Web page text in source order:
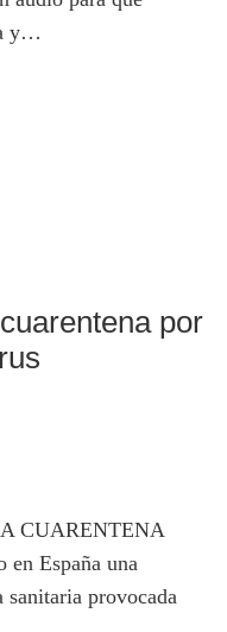
y…
por
CUARENTENA
en España una
provocada